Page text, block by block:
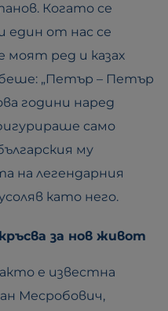
Когато се
един от нас се
моят ред и казах
„Петър – Петър
години наред
само
му
на легендарния
като него.
за нов живот
е известна
Месробович,